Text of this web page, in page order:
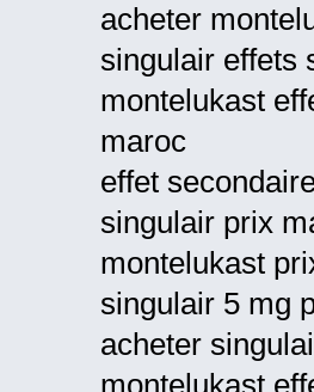
acheter
singulair effets
montelukast
maroc
effet
singulair prix
montelukast
singulair 5 mg
acheter